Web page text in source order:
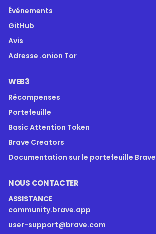
Événements
GitHub
Avis
Adresse .onion Tor
WEB3
Récompenses
Portefeuille
Basic Attention Token
Brave Creators
Documentation sur le portefeuille Brave
NOUS CONTACTER
ASSISTANCE
community.brave.app
user-support@brave.com